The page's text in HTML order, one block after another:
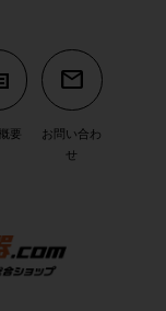
要
mail
お問い合わ
せ